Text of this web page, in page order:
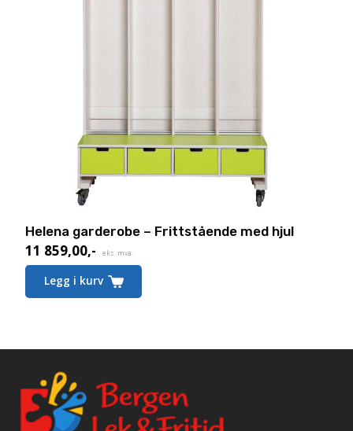
Helena garderobe – Frittstående med hjul
11 859,00,- eks. mva.
Legg i kurv
Dette
har
produktsiden